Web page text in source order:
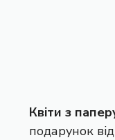
Квіти з
подарунок